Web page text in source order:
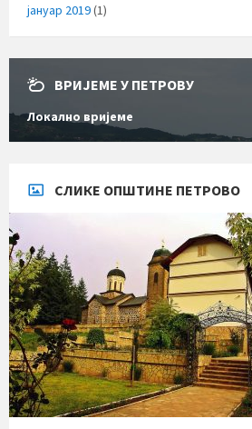
јануар 2019(1)
ВРИЈЕМЕ У ПЕТРОВУ
Локално вријеме
СЛИКЕ ОПШТИНЕ ПЕТРОВО